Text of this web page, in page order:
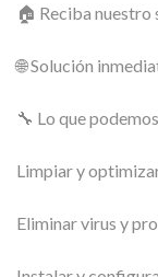
🏠 Reciba
🌐 Solución
🔧 Lo que
Limpiar y
Eliminar virus y